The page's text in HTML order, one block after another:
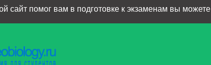
сайт помог вам в подготовке к экзаменам вы можете